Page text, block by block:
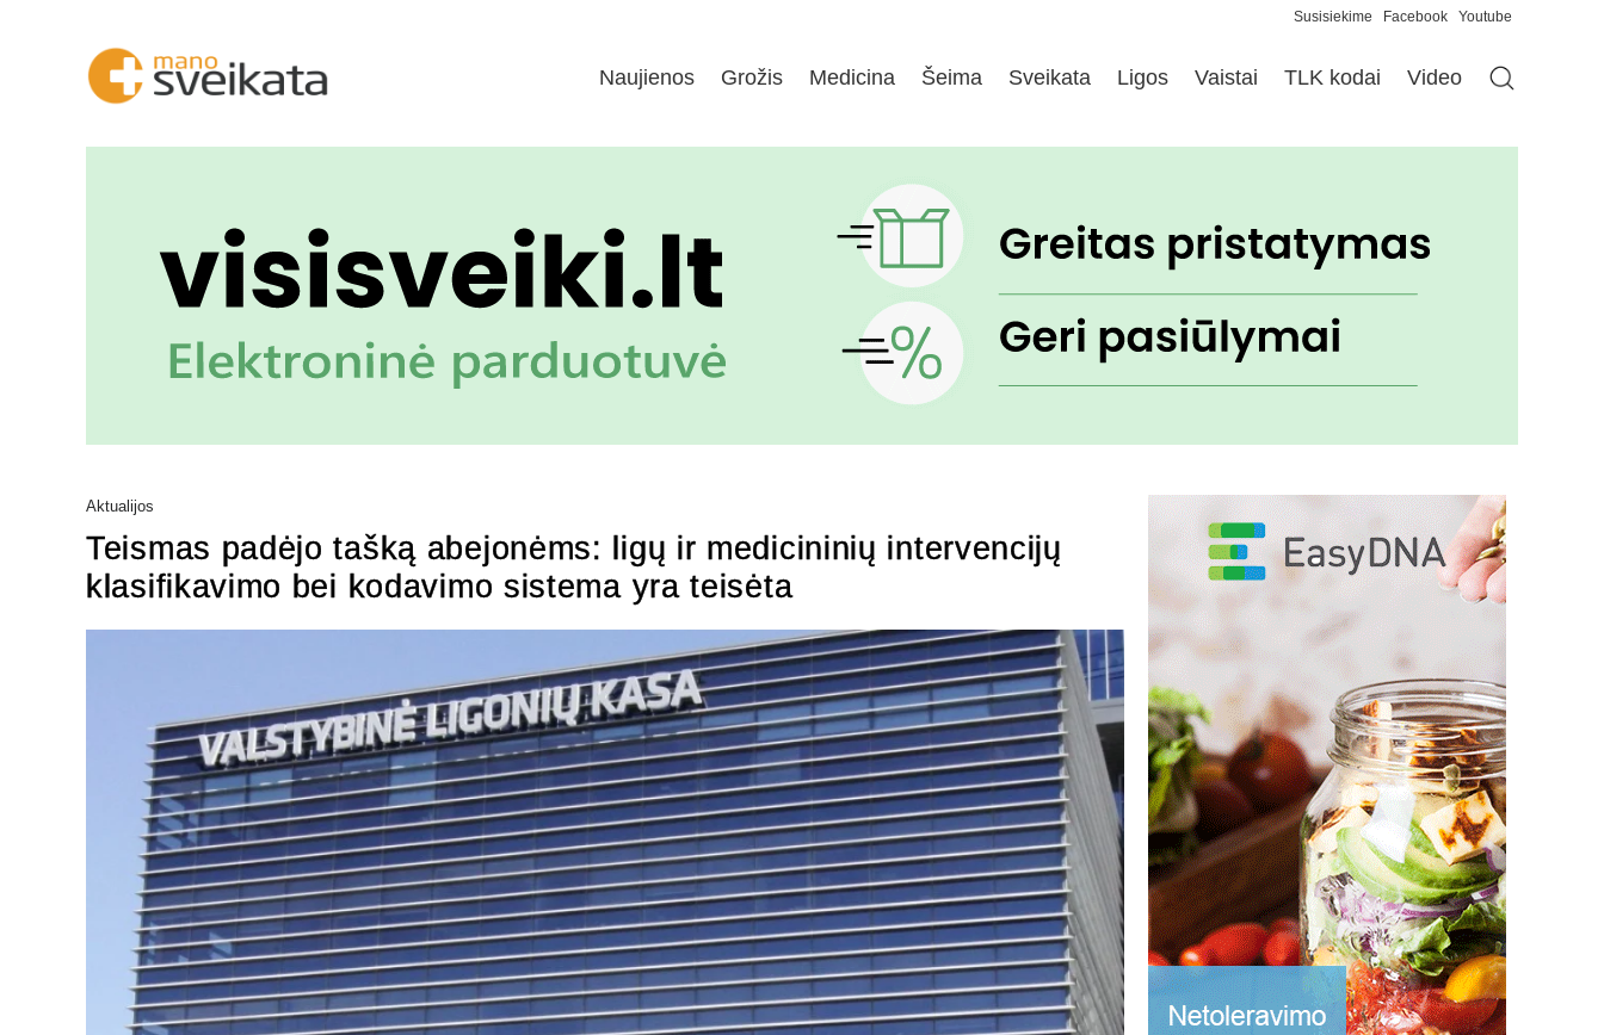
Susisiekime Facebook Youtube
Naujienos Grožis Medicina Šeima Sveikata Ligos Vaistai TLK kodai Video
Aktualijos
Teismas padėjo tašką abejonėms: ligų ir medicininių intervencijų
klasifikavimo bei kodavimo sistema yra teisėta